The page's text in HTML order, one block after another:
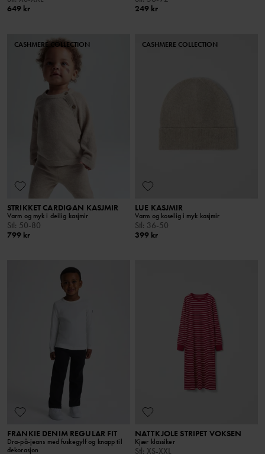
649 kr
249 kr
CASHMERE COLLECTION
STRIKKET CARDIGAN KASJMIR
Varm og myk i deilig kasjmir
Stl: 50-80
799 kr
CASHMERE COLLECTION
LUE KASJMIR
Varm og koselig i myk kasjmir
Stl: 36-50
399 kr
FRANKIE DENIM REGULAR FIT
Dra-på-jeans med fuskegylf og knapp til
dekorasjon
NATTKJOLE STRIPET VOKSEN
Kjær klassiker
Stl: XS-XXL